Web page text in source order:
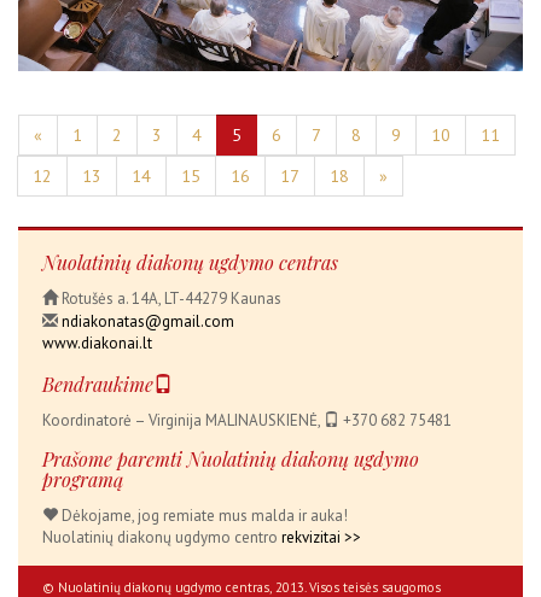
« 1 2 3 4 5 6 7 8 9 10
11
12
13 14 15 16 17 18 »
Nuolatinių diakonų ugdymo centras
Rotušės a. 14A, LT-44279 Kaunas
ndiakonatas@gmail.com
www.diakonai.lt
Bendraukime
Koordinatorė – Virginija MALINAUSKIENĖ, +370 682 75481
Prašome paremti Nuolatinių diakonų ugdymo
programą
Dėkojame, jog remiate mus malda ir auka!
Nuolatinių diakonų ugdymo centro rekvizitai >>
© Nuolatinių diakonų ugdymo centras, 2013. Visos teisės saugomos